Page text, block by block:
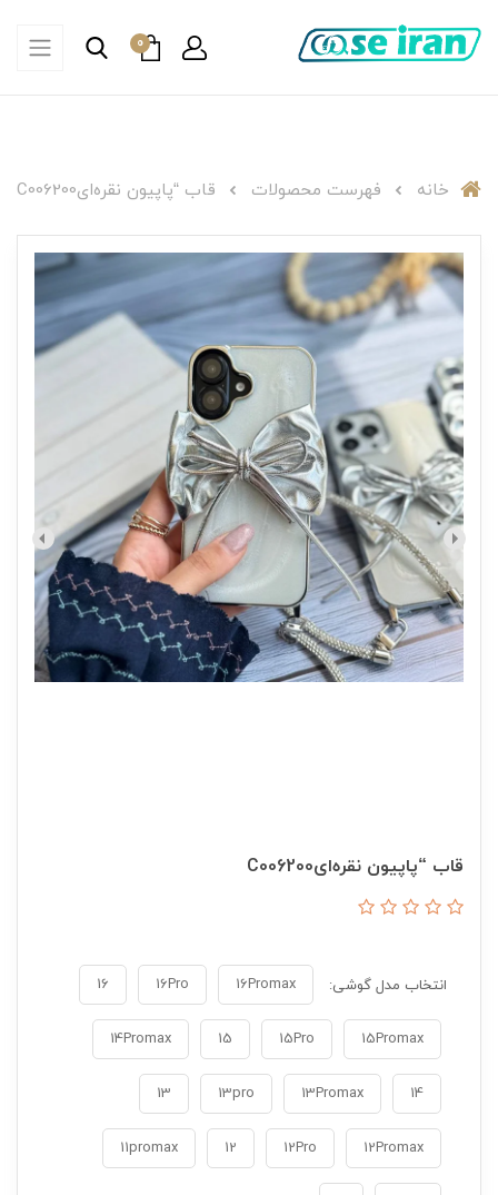
0
خانه فهرست محصولات قاب “پاپیون نقره‌ایC006200
قاب “پاپیون نقره‌ایC006200
انتخاب مدل گوشی: 16Promax
16Pro
16
15Promax
15Pro
15
14Promax
14
13Promax
13pro
13
12Promax
12Pro
12
11promax